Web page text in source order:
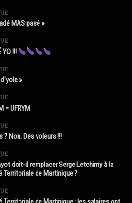
MAS pasé »
YO !!!
»
= UFRYM
? Non. Des voleurs !!!
doit-il remplacer Serge Letchimy à la
Territoriale de Martinique ?